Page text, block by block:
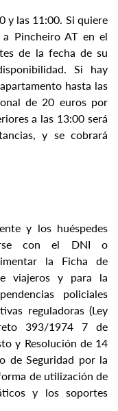
y las 11:00. Si quiere
Pincheiro AT en el
de la fecha de su
Si hay
hasta las
de 20 euros por
a las 13:00 será
y se cobrará
y los huéspedes
con el DNI o
la Ficha de
viajeros y para la
policiales
reguladoras (Ley
393/1974 7 de
y Resolución de 14
de Seguridad por la
de utilización de
y los soportes